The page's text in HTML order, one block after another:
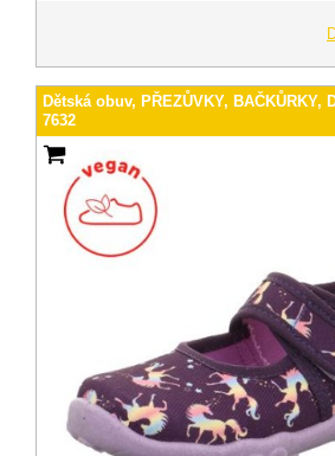
Dětská obuv, PŘEZŮVKY, BAČKŮRKY,
7632